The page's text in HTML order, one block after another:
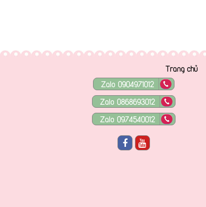
Trang chủ
Zalo 0904971012
Zalo 0868693012
Zalo 0974540012